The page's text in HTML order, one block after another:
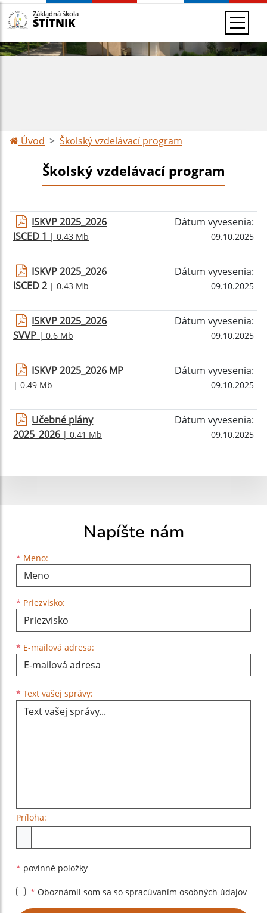
Základná škola
ŠTÍTNIK
Úvod Školský vzdelávací program
Školský vzdelávací program
ISKVP 2025_2026
ISCED 1 | 0.43 Mb
Dátum vyvesenia:
09.10.2025
ISKVP 2025_2026
ISCED 2 | 0.43 Mb
Dátum vyvesenia:
09.10.2025
ISKVP 2025_2026
SVVP | 0.6 Mb
Dátum vyvesenia:
09.10.2025
ISKVP 2025_2026 MP
| 0.49 Mb
Dátum vyvesenia:
09.10.2025
Učebné plány
2025_2026 | 0.41 Mb
Dátum vyvesenia:
09.10.2025
Napíšte nám
* Meno:
Meno
* Priezvisko:
Priezvisko
* E-mailová adresa:
E-mailová adresa
* Text vašej správy:
Príloha:
* povinné položky
* Oboznámil som sa so spracúvaním osobných údajov